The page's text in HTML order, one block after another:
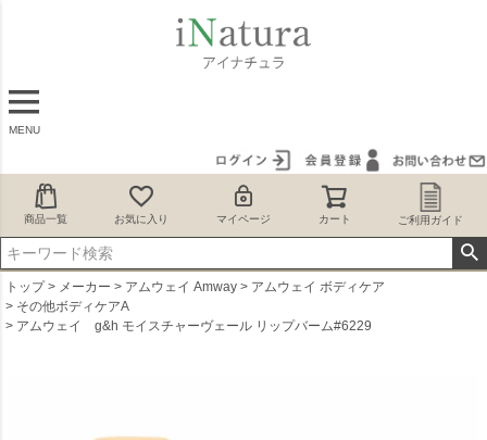
MENU
商品一覧 お気に入り マイページ カート ご利用ガイド
トップ メーカー アムウェイ Amway
アムウェイ ボディケア
その他ボディケアA
アムウェイ g&h モイスチャーヴェール リップバーム#6229